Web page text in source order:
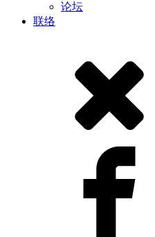
论坛
联络